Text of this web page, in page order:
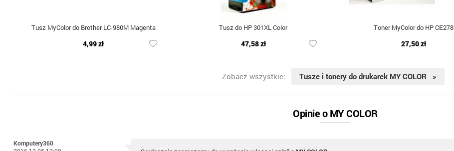
Tusz MyColor do Brother LC-980M Magenta
4,99 zł
Tusz do HP 301XL Color
47,58 zł
Toner MyColor do HP CE278
27,50 zł
Zobacz wszystkie: Tusze i tonery do drukarek MY COLOR »
Opinie o MY COLOR
Komputery360